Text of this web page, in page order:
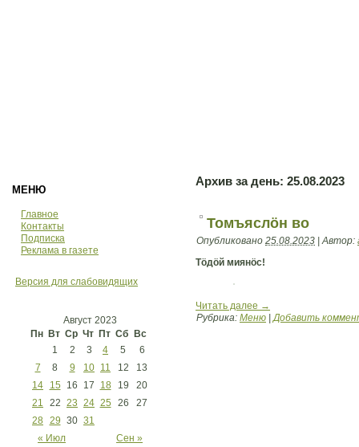
МЕНЮ
Главное
Контакты
Подписка
Реклама в газете
Версия для слабовидящих
Август 2023
Пн Вт Ср Чт Пт Сб Вс
« Июл Сен »
1 2 3 4 5
6
7
8 9 10 11 12
13
14
15 16 17 18 19
20
21
22 23 24 25 26
27
28 29 30 31
Архив за день: 25.08.2023
Томъяслöн во
Опубликовано 25.08.2023 |Автор:
Тöдöй миянöс!
Читать далее →
Рубрика: Меню |Добавить